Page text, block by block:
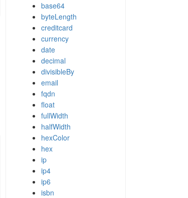
base64
byteLength
creditcard
currency
date
decimal
divisibleBy
email
fqdn
float
fullWidth
halfWidth
hexColor
hex
ip
ip4
ip6
isbn